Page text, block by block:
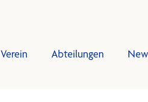
Verein Abteilungen